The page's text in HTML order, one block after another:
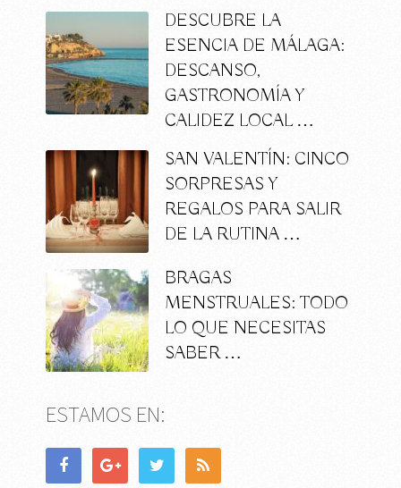
DESCUBRE LA
ESENCIA DE MÁLAGA:
DESCANSO,
GASTRONOMÍA Y
CALIDEZ LOCAL …
SAN VALENTÍN: CINCO
SORPRESAS Y
REGALOS PARA SALIR
DE LA RUTINA …
BRAGAS
MENSTRUALES: TODO
LO QUE NECESITAS
SABER …
ESTAMOS EN: